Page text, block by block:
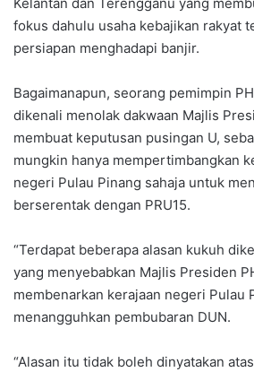
fokus dahulu usaha kebajikan rakyat
persiapan menghadapi banjir.
Bagaimanapun, seorang pemimpin
dikenali menolak dakwaan Majlis
membuat keputusan pusingan U,
mungkin hanya mempertimbangkan
negeri Pulau Pinang sahaja untuk
berserentak dengan PRU15.
“Terdapat beberapa alasan kukuh
yang menyebabkan Majlis Presiden
membenarkan kerajaan negeri Pulau
menangguhkan pembubaran DUN.
“Alasan itu tidak boleh dinyatakan